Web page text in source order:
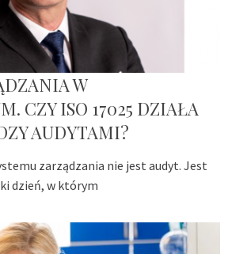
W
CZY ISO 17025 DZIAŁA
AUDYTAMI?
zarządzania nie jest audyt. Jest
dzień, w którym